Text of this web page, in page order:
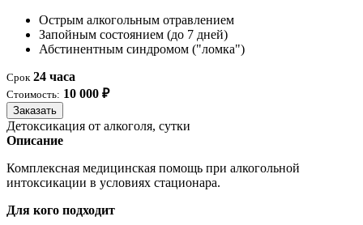
Острым алкогольным отравлением
Запойным состоянием (до 7 дней)
Абстинентным синдромом ("ломка")
Срок 24 часа
Стоимость: 10 000 ₽
Заказать
Детоксикация от алкоголя, сутки
Описание
Комплексная медицинская помощь при алкогольной
интоксикации в условиях стационара.
Для кого подходит